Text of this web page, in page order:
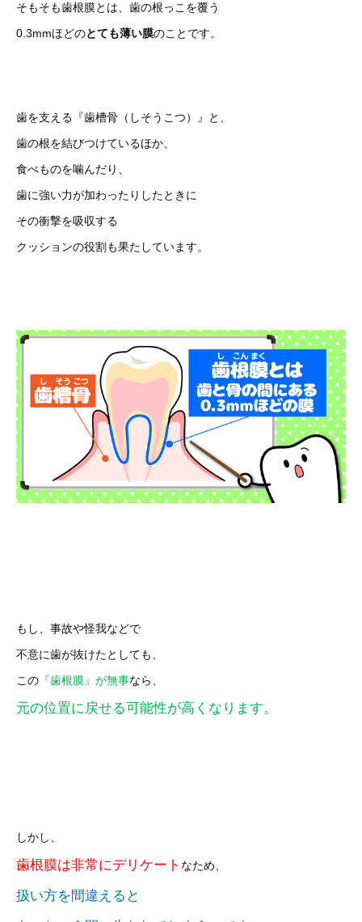
そもそも歯根膜とは、歯の根っこを覆う
0.3mmほどのとても薄い膜のことです。
歯を支える『歯槽骨（しそうこつ）』と、
歯の根を結びつけているほか、
食べものを噛んだり、
歯に強い力が加わったりしたときに
その衝撃を吸収する
クッションの役割も果たしています。
もし、事故や怪我などで
不意に歯が抜けたとしても、
この 『歯根膜』が無事なら、
元の位置に戻せる可能性が高くなります。
しかし、
歯根膜は非常にデリケート なため、
扱い方を間違えると